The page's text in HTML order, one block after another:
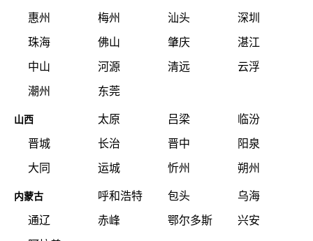
惠州 梅州 汕头 深圳
珠海 佛山 肇庆 湛江
中山 河源 清远 云浮
潮州 东莞
山西 太原 吕梁 临汾
晋城 长治 晋中 阳泉
大同 运城 忻州 朔州
内蒙古 呼和浩特 包头 乌海
通辽 赤峰 鄂尔多斯 兴安